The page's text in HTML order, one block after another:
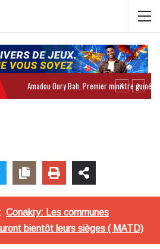
Conakry: Les communes
bientôt leurs sièges ( MATD)